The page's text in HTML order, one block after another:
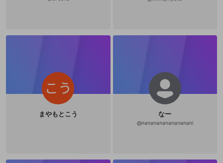
まやもとこう なー
@nanananananananani